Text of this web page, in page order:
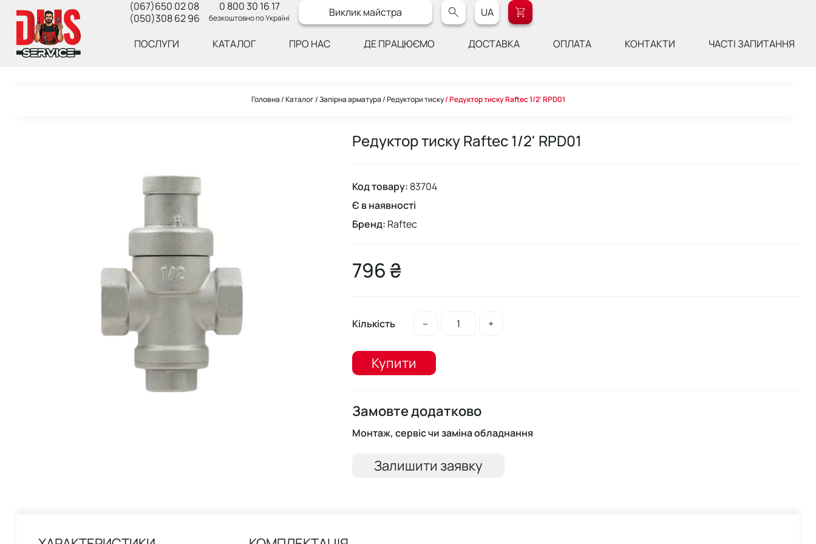
(067)650 02 08
(050)308 62 96
0 800 30 16 17
безкоштовно по Україні Виклик майстра UA
ПОСЛУГИ КАТАЛОГ ПРО НАС ДЕ ПРАЦЮЄМО ДОСТАВКА ОПЛАТА КОНТАКТИ ЧАСТІ ЗАПИТАННЯ
Головна Каталог Запірна арматура Редуктори тиску Редуктор тиску Raftec 1/2' RPD01
Редуктор тиску Raftec 1/2' RPD01
Код товару: 83704
Є в наявності
Бренд: Raftec
796 ₴
Кількість – +
Купити
Замовте додатково
Монтаж, сервіс чи заміна обладнання
Залишити заявку